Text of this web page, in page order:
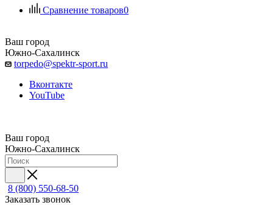
Сравнение товаров0
Ваш город
Южно-Сахалинск
torpedo@spektr-sport.ru
Вконтакте
YouTube
Ваш город
Южно-Сахалинск
8 (800) 550-68-50
Заказать звонок